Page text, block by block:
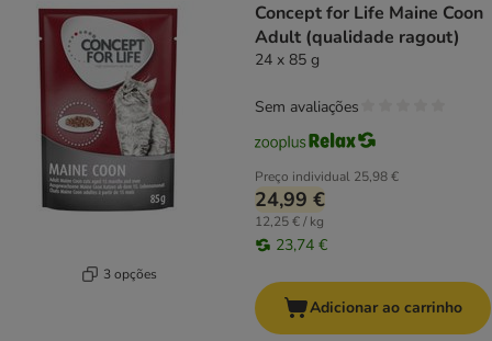
3 opções
Concept for Life Maine Coon
Adult (qualidade ragout)
24 x 85 g
Preço individual 25,98 €
24,99 €
12,25 € / kg
23,74 €
Sem avaliações
Adicionar ao carrinho